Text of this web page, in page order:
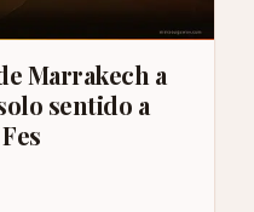
Marrakech a
sentido a